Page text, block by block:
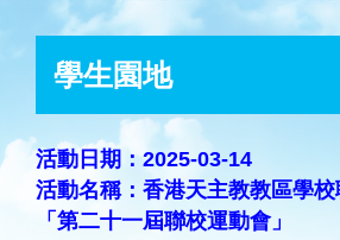
學生園地
活動日期：2025-03-14
活動名稱：香港天主教教區學
「第二十一屆聯校運動會」